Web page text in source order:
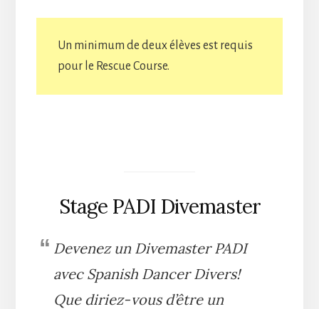
Un minimum de deux élèves est requis
pour le Rescue Course.
Stage PADI Divemaster
Devenez un Divemaster PADI
avec Spanish Dancer Divers!
Que diriez-vous d’être un